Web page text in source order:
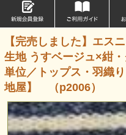
【完売しました】エス
生地 うすベージュ×紺
単位／トップス・羽織
地屋】 （p2006）